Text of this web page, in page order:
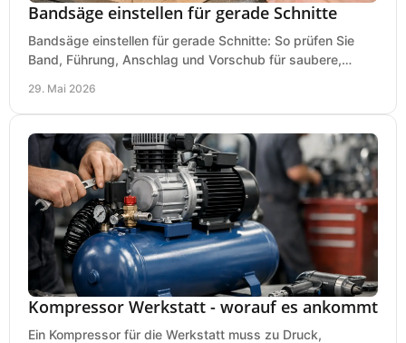
Bandsäge einstellen für gerade Schnitte
Bandsäge einstellen für gerade Schnitte: So prüfen Sie
Band, Führung, Anschlag und Vorschub für saubere,
29. Mai 2026
Kompressor Werkstatt - worauf es ankommt
Ein Kompressor für die Werkstatt muss zu Druck,